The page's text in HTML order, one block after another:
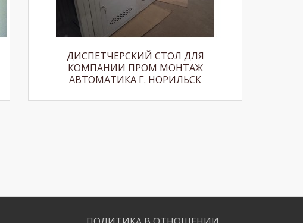
ДИСПЕТЧЕРСКИЙ СТОЛ ДЛЯ
КОМПАНИИ ПРОМ МОНТАЖ
АВТОМАТИКА Г. НОРИЛЬСК